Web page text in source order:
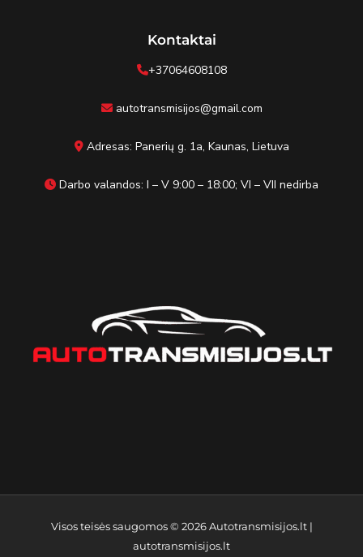
Kontaktai
+37064608108
autotransmisijos@gmail.com
Adresas: Panerių g. 1a, Kaunas, Lietuva
Darbo valandos: I – V 9:00 – 18:00; VI – VII nedirba
Visos teisės saugomos © 2026Autotransmisijos.lt|
autotransmisijos.lt